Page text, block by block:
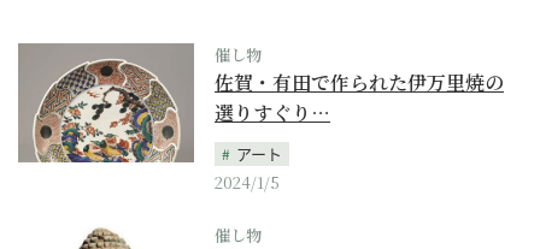
催し物
佐賀・有田で作られた伊万里焼の
選りすぐり…
アート
2024/1/5
催し物